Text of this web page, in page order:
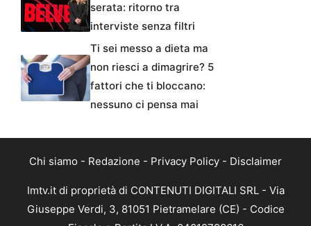
serata: ritorno tra
interviste senza filtri
Ti sei messo a dieta ma
non riesci a dimagrire? 5
fattori che ti bloccano:
nessuno ci pensa mai
Chi siamo - Redazione - Privacy Policy - Disclaimer
Imtv.it di proprietà di CONTENUTI DIGITALI SRL - Via
Giuseppe Verdi, 3, 81051 Pietramelare (CE) - Codice